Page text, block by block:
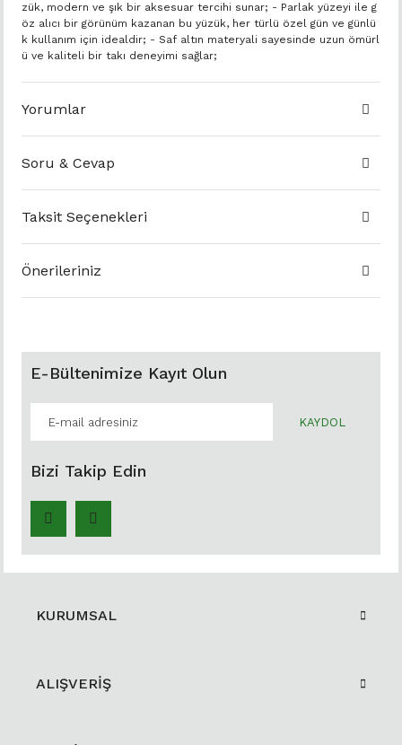
zük, modern ve şık bir aksesuar tercihi sunar; - Parlak yüzeyi ile g
öz alıcı bir görünüm kazanan bu yüzük, her türlü özel gün ve günlü
k kullanım için idealdir; - Saf altın materyali sayesinde uzun ömürl
ü ve kaliteli bir takı deneyimi sağlar;
Yorumlar
Soru & Cevap
Taksit Seçenekleri
Önerileriniz
E-Bültenimize Kayıt Olun
KAYDOL
Bizi Takip Edin
KURUMSAL
ALIŞVERİŞ